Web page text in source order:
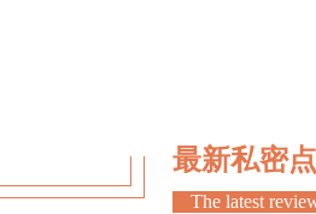
最新私密
The latest